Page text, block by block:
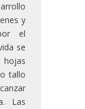
y
el
se
hojas
tallo
Las